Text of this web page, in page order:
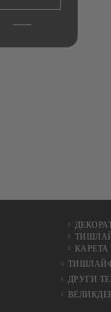
КАРЕТА
ДРУГИ